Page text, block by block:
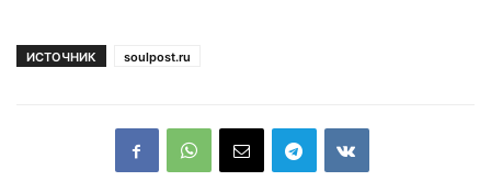
ИСТОЧНИК soulpost.ru